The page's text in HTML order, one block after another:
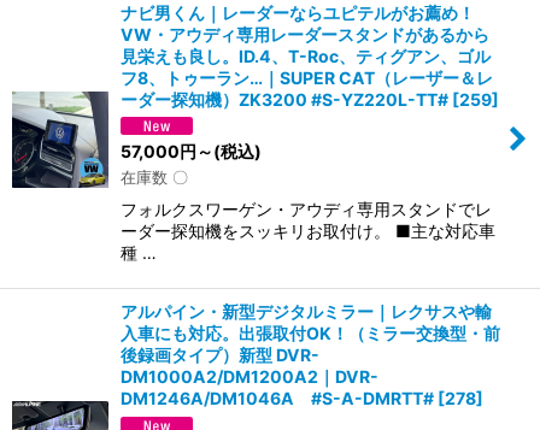
ナビ男くん｜レーダーならユピテルがお薦め！
VW・アウディ専用レーダースタンドがあるから
見栄えも良し。ID.4、T-Roc、ティグアン、ゴル
フ8、トゥーラン…｜SUPER CAT（レーザー＆レ
ーダー探知機）ZK3200 #S-YZ220L-TT# [259]
57,000円 ～(税込)
在庫数 〇
フォルクスワーゲン・アウディ専用スタンドでレ
ーダー探知機をスッキリお取付け。 ■主な対応車
種 …
アルパイン・新型デジタルミラー｜レクサスや輸
入車にも対応。出張取付OK！（ミラー交換型・前
後録画タイプ）新型 DVR-
DM1000A2/DM1200A2｜DVR-
DM1246A/DM1046A #S-A-DMRTT# [278]